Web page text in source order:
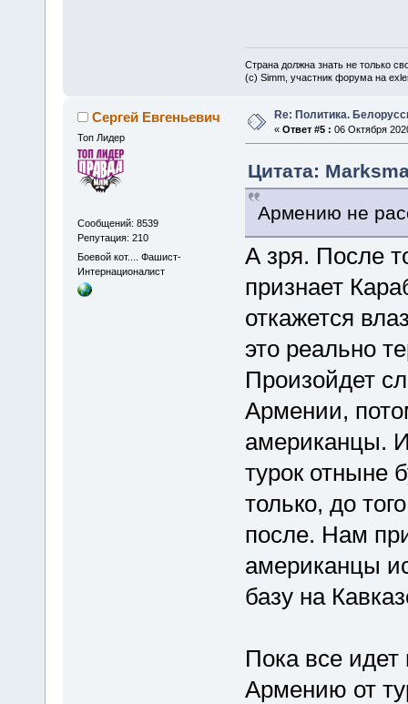
Страна должна знать не только
(c) Simm, участник форума на
Сергей Евгеньевич
Топ Лидер
Сообщений: 8539
Репутация: 210
Боевой кот.... Фашист-
Интернационалист
Re: Политика.
« Ответ #5 : 06 Октября
Цитата:
Армению не
А зря. После
признает
откажется
это реально
Произойдет
Армении,
американцы.
турок отныне
только, до
после. Нам
американцы
базу на
Пока все идет
Армению от